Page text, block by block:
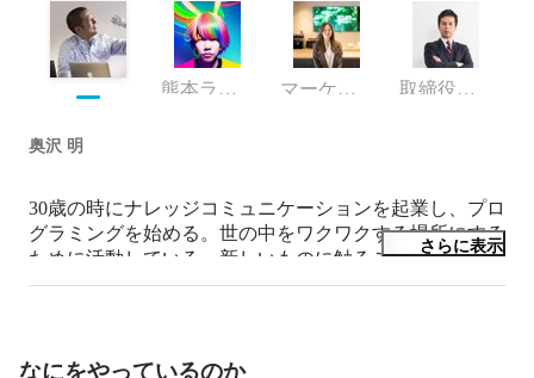
熊本ラボ R&D戦略チームマネージャー マーケティング 取締役副社長COO
奥沢 明
30歳の時にナレッジコミュニケーションを起業し、プロ
グラミングを始める。世の中をワクワクする場所にする
ために活動している。新しいものに触ること、新しいこ
とにチャレンジすることが好きで、最近のお気に入りは
さらに表示
なにをやっているのか